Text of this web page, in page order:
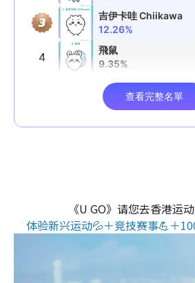
《U GO》请您去香港运动
体验新兴运动💦＋竞技赛事💪＋